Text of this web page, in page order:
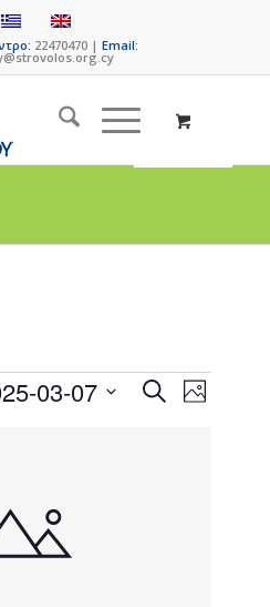
22470470 |Email:
Events
SearchEvent
Views
Photo
03-07